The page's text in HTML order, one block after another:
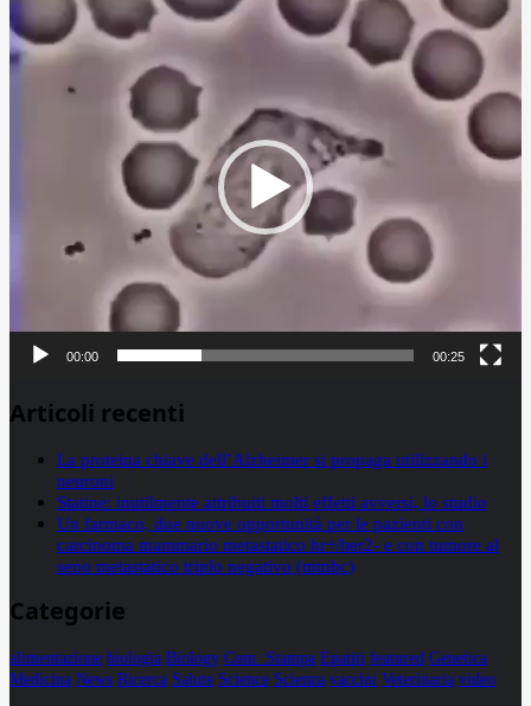
Player
00:00 00:25
Articoli recenti
La proteina chiave dell’Alzheimer si propaga utilizzando i
neuroni
Statine: inutilmente attribuiti molti effetti avversi, lo studio
Un farmaco, due nuove opportunità per le pazienti con
carcinoma mammario metastatico hr+/her2- e con tumore al
seno metastatico triplo negativo (mtnbc)
Categorie
alimentazione biologia Biology Com. Stampa Epatiti featured Genetica
Medicina News Ricerca Salute Science Scienza vaccini Veterinaria video